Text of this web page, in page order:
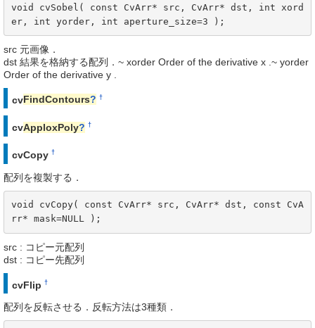
void cvSobel( const CvArr* src, CvArr* dst, int xord
er, int yorder, int aperture_size=3 );
src 元画像．
dst 結果を格納する配列．~ xorder Order of the derivative x .~ yorder
Order of the derivative y .
cvFindContours? †
cvApploxPoly? †
cvCopy †
配列を複製する．
void cvCopy( const CvArr* src, CvArr* dst, const CvA
rr* mask=NULL );
src : コピー元配列
dst : コピー先配列
cvFlip †
配列を反転させる．反転方法は3種類．